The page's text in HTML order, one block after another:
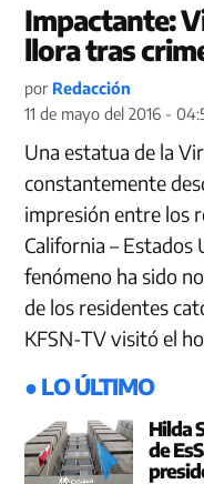
Impactante:
llora tras
por Redacción
11 de mayo del 2016 -
Una estatua de la
constantemente
impresión entre los
California – Estados
fenómeno ha sido
de los residentes
KFSN-TV visitó el
● LO ÚLTIMO
Hilda
de